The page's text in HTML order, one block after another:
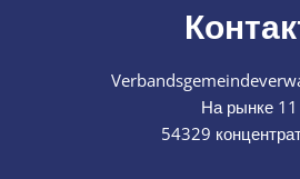
На рынке 11
54329